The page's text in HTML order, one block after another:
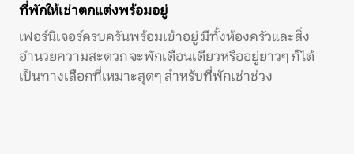
ที่พักให้เช่าตกแต่งพร้อมอยู่
เฟอร์นิเจอร์ครบครันพร้อมเข้าอยู่ มีทั้งห้องครัวและสิ่ง
อำนวยความสะดวก จะพักเดือนเดียวหรืออยู่ยาวๆ ก็ได้
เป็นทางเลือกที่เหมาะสุดๆ สำหรับที่พักเช่าช่วง